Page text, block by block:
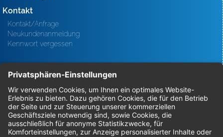
Kontakt
Kontakt/Anfrage
Neukundenanmeldung
Kennwort vergessen
Bestellungen
Sendung verfolgen